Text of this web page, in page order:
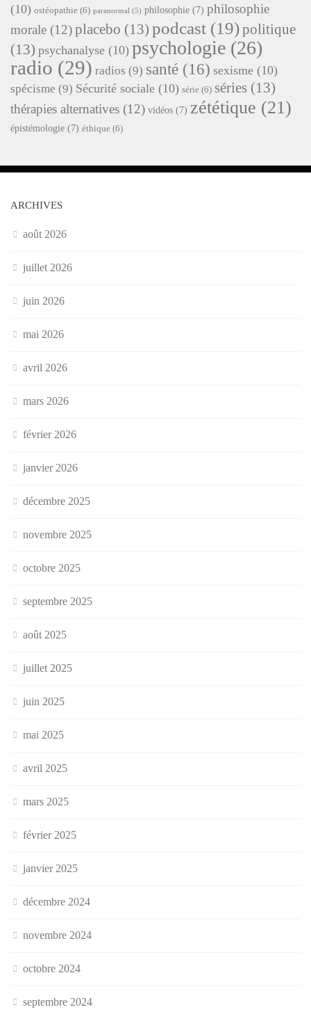
(10) ostéopathie (6) paranormal (5) philosophie (7) philosophie
morale (12)placebo (13) podcast (19)politique
(13) psychanalyse (10) psychologie (26)
radio (29) radios (9) santé (16) sexisme (10)
spécisme (9) Sécurité sociale (10) série (6) séries (13)
thérapies alternatives (12) vidéos (7) zététique (21)
épistémologie (7) éthique (6)
ARCHIVES
août 2026
juillet 2026
juin 2026
mai 2026
avril 2026
mars 2026
février 2026
janvier 2026
décembre 2025
novembre 2025
octobre 2025
septembre 2025
août 2025
juillet 2025
juin 2025
mai 2025
avril 2025
mars 2025
février 2025
janvier 2025
décembre 2024
novembre 2024
octobre 2024
septembre 2024